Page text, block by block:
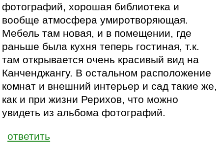
фотографий, хорошая библиотека и
вообще атмосфера умиротворяющая.
Мебель там новая, и в помещении, где
раньше была кухня теперь гостиная, т.к.
там открывается очень красивый вид на
Канченджангу. В остальном расположение
комнат и внешний интерьер и сад такие же,
как и при жизни Рерихов, что можно
увидеть из альбома фотографий.
ответить